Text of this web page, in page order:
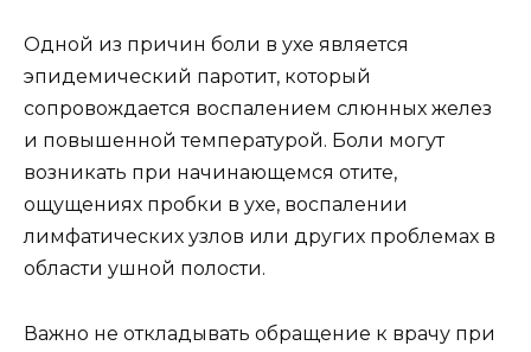
Одной из причин боли в ухе является
эпидемический паротит, который
сопровождается воспалением слюнных желез
и повышенной температурой. Боли могут
возникать при начинающемся отите,
ощущениях пробки в ухе, воспалении
лимфатических узлов или других проблемах в
области ушной полости.
Важно не откладывать обращение к врачу при